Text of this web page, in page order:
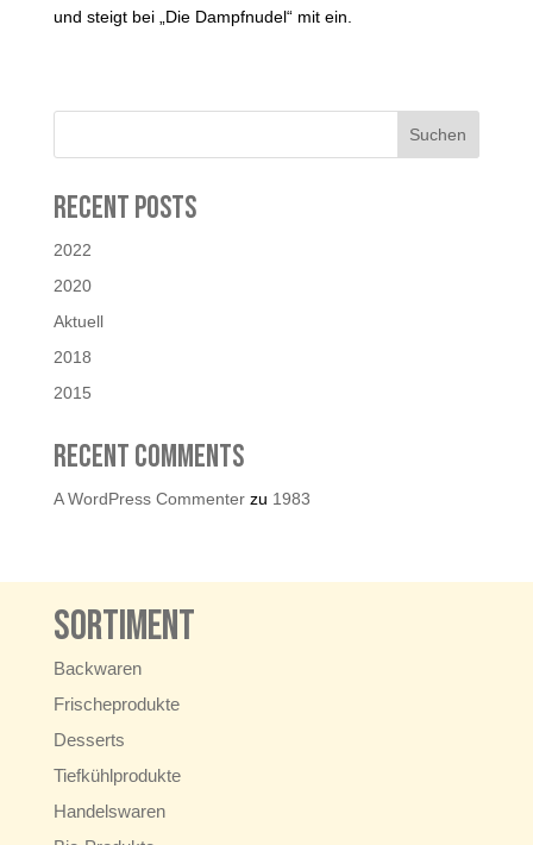
und steigt bei „Die Dampfnudel“ mit ein.
Suchen
Recent Posts
2022
2020
Aktuell
2018
2015
Recent Comments
A WordPress Commenterzu 1983
Sortiment
Backwaren
Frischeprodukte
Desserts
Tiefkühlprodukte
Handelswaren